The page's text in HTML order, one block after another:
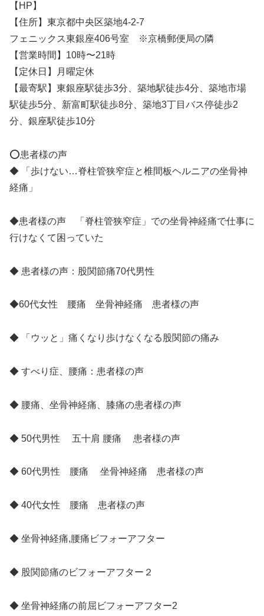
【HP】
【住所】東京都中央区築地4-2-7
フェニックス東銀座406号室 ※京橋郵便局の隣
【営業時間】10時〜21時
【定休日】月曜定休
【最寄駅】東銀座駅徒歩3分、築地駅徒歩4分、築地市場
駅徒歩5分、新富町駅徒歩8分、築地3丁目バス停徒歩2
分、銀座駅徒歩10分
⭕️患者様の声
◆ 「歩けない…脊柱管狭窄症と椎間板ヘルニアの坐骨神
経痛」
◆患者様の声 「脊柱管狭窄症」での坐骨神経痛で仕事に
行けなくて困っていた
◆ 患者様の声：股関節痛70代男性
◆60代女性 腰痛 坐骨神経痛 患者様の声
◆ 「ウッと」痛くなり歩けなくなる股関節の痛み
◆ すべり症、腰痛：患者様の声
◆ 腰痛、坐骨神経痛、膝痛の患者様の声
◆ 50代男性 五十肩 腰痛 患者様の声
◆ 60代男性 腰痛 坐骨神経痛 患者様の声
◆ 40代女性 腰痛 患者様の声
◆ 坐骨神経痛,腰痛ビフォーアフター
◆ 股関節痛のビフォーアフター２
◆ 坐骨神経痛の前屈ビフォーアフター2